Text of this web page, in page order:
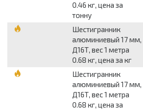
0.46 кг, цена за
тонну
Шестигранник
алюминиевый 17 мм,
Д16Т, вес 1 метра
0.68 кг, цена за кг
Шестигранник
алюминиевый 17 мм,
Д16Т, вес 1 метра
0.68 кг, цена за